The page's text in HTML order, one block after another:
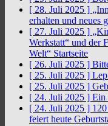
[ 28. Juli 2025 ]
erhalten und neues
[ 27. Juli 2025 ]
Werkstatt“ und der
Welt“ Startseite
[ 26. Juli 2025 ]
[ 25. Juli 2025 ]
[ 25. Juli 2025 ]
[ 24. Juli 2025 ] Ein
[ 24. Juli 2025 ]
feiert heute